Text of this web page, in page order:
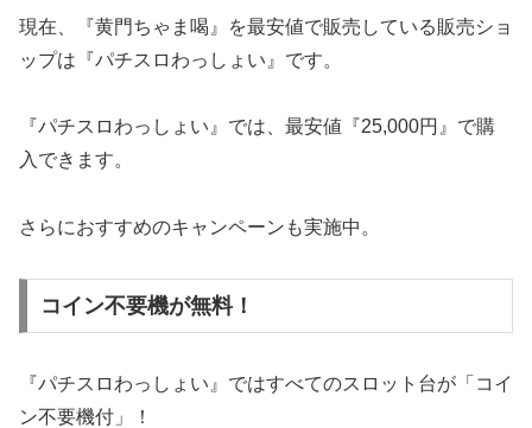
現在、『黄門ちゃま喝』を最安値で販売している販売ショ
ップは『パチスロわっしょい』です。
『パチスロわっしょい』では、最安値『25,000円』で購
入できます。
さらにおすすめのキャンペーンも実施中。
コイン不要機が無料！
『パチスロわっしょい』ではすべてのスロット台が「コイ
ン不要機付」！